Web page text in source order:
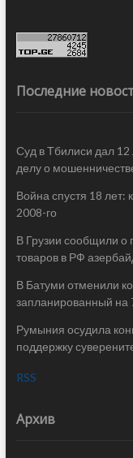
Последние
Суд в Тбилиси дал
делу о
Война спустя 18 лет:
2008-го
В Грузии сообщили о
товаров в РФ
В Батуми отменили
запланированный на
Румыния осудила
поддержку
RSS
Архив